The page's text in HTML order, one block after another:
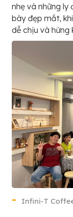
nhẹ và những ly
bày đẹp mắt,
dễ chịu và hứng
Infini-T